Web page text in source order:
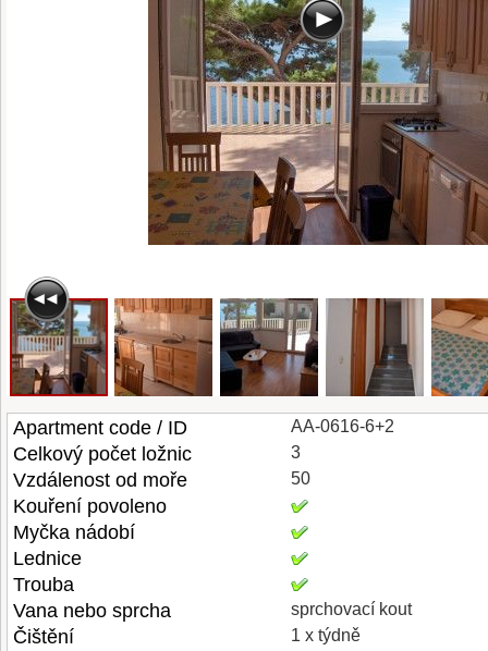
Apartment code / ID AA-0616-6+2
Celkový počet ložnic 3
Vzdálenost od moře 50
Kouření povoleno
Myčka nádobí
Lednice
Trouba
Vana nebo sprcha
sprchovací kout
Čištění 1 x týdně